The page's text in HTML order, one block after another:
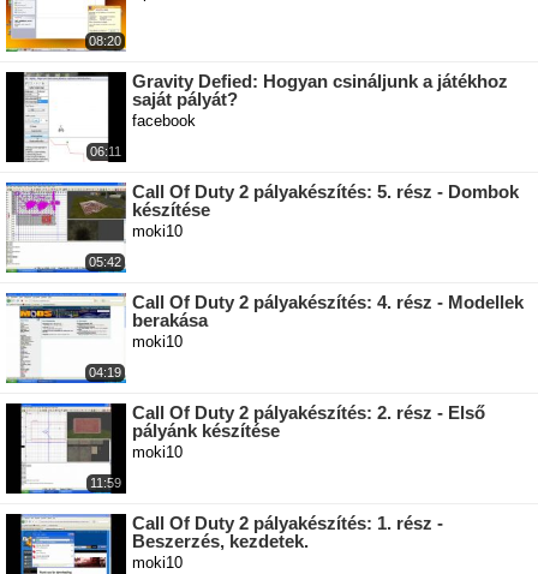
08:20
06:11
Gravity Defied: Hogyan csináljunk a játékhoz
saját pályát?
facebook
05:42
Call Of Duty 2 pályakészítés: 5. rész - Dombok
készítése
moki10
04:19
Call Of Duty 2 pályakészítés: 4. rész - Modellek
berakása
moki10
11:59
Call Of Duty 2 pályakészítés: 2. rész - Első
pályánk készítése
moki10
Call Of Duty 2 pályakészítés: 1. rész -
Beszerzés, kezdetek.
moki10